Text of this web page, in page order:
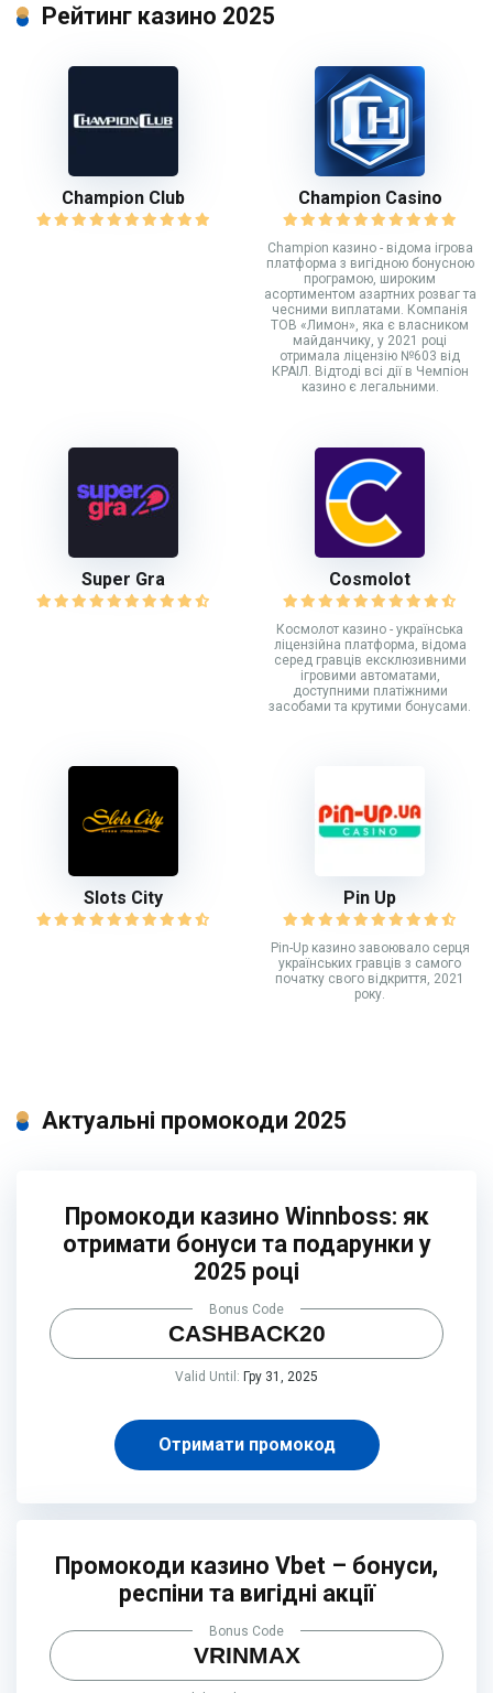
Рейтинг казино 2025
Champion Club Champion Casino
Champion казино - відома ігрова
платформа з вигідною бонусною
програмою, широким
асортиментом азартних розваг та
чесними виплатами. Компанія
ТОВ «Лимон», яка є власником
майданчику, у 2021 році
отримала ліцензію №603 від
КРАІЛ. Відтоді всі дії в Чемпіон
казино є легальними.
Super Gra Cosmolot
Космолот казино - українська
ліцензійна платформа, відома
серед гравців ексклюзивними
ігровими автоматами,
доступними платіжними
засобами та крутими бонусами.
Slots City Pin Up
Рin-Up казино завоювало серця
українських гравців з самого
початку свого відкриття, 2021
року.
Актуальні промокоди 2025
Промокоди казино Winnboss: як
отримати бонуси та подарунки у
2025 році
CASHBACK20
Bonus Code
Valid Until: Гру 31, 2025
Отримати промокод
Промокоди казино Vbet – бонуси,
респіни та вигідні акції
VRINMAX
Bonus Code